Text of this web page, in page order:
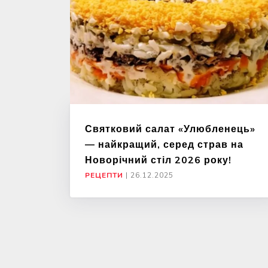
Святковий салат «Улюбленець»
— найкращий, серед страв на
Новорічний стіл 2026 року!
РЕЦЕПТИ | 26.12.2025